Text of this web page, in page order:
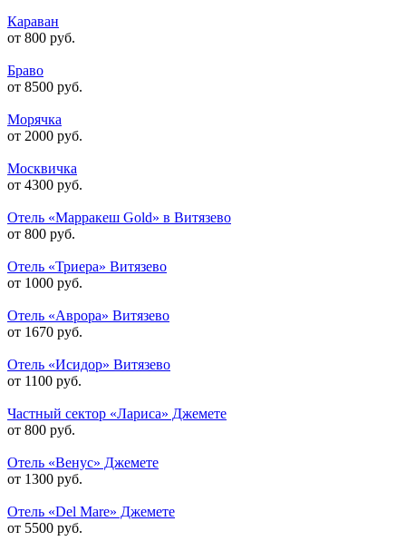
Караван
от 800 руб.
Браво
от 8500 руб.
Морячка
от 2000 руб.
Москвичка
от 4300 руб.
Отель «Марракеш Gold» в Витязево
от 800 руб.
Отель «Триера» Витязево
от 1000 руб.
Отель «Аврора» Витязево
от 1670 руб.
Отель «Исидор» Витязево
от 1100 руб.
Частный сектор «Лариса» Джемете
от 800 руб.
Отель «Венус» Джемете
от 1300 руб.
Отель «Del Mare» Джемете
от 5500 руб.